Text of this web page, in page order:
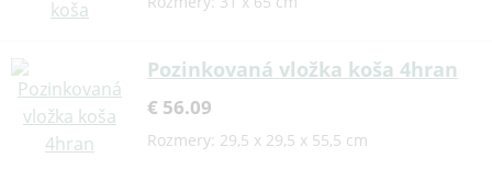
Pozinkovaná vložka koša 4hran
€ 56.09
Rozmery: 29,5 x 29,5 x 55,5 cm